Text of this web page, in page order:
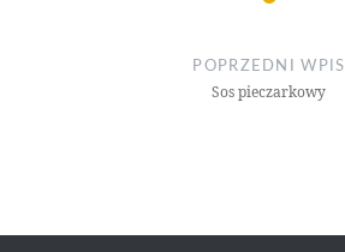
POPRZEDNI WPIS
Sos pieczarkowy